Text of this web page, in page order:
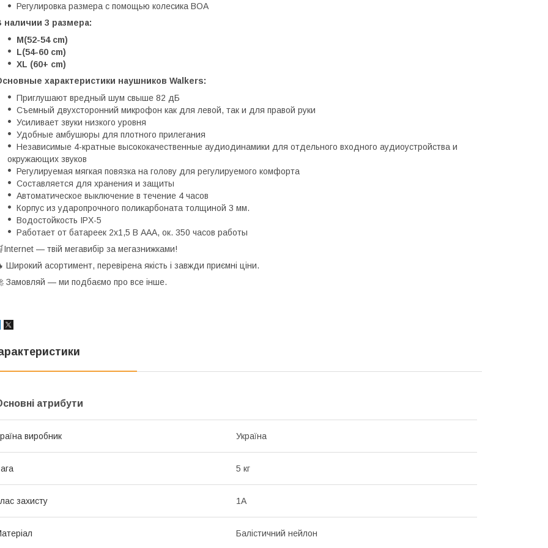
Регулировка размера с помощью колесика BOA
наличии 3 размера:
М(52-54 cm)
L(54-60 cm)
XL (60+ cm)
характеристики наушников Walkers:
Приглушают вредный шум свыше 82 дБ
Съемный двухсторонний микрофон как для левой, так и для правой руки
Усиливает звуки низкого уровня
Удобные амбушюры для плотного прилегания
Независимые 4-кратные высококачественные аудиодинамики для отдельного входного аудиоустройства и
окружающих звуков
Регулируемая мягкая повязка на голову для регулируемого комфорта
Составляется для хранения и защиты
Автоматическое выключение в течение 4 часов
Корпус из ударопрочного поликарбоната толщиной 3 мм.
Водостойкость IPX-5
Работает от батареек 2x1,5 В AAA, ок. 350 часов работы
— твій мегавибір за мегазнижками!
Широкий асортимент, перевірена якість і завжди приємні ціни.
Замовляй — ми подбаємо про все інше.
атрибути
виробник Україна
5 кг
захисту 1А
Балістичний нейлон